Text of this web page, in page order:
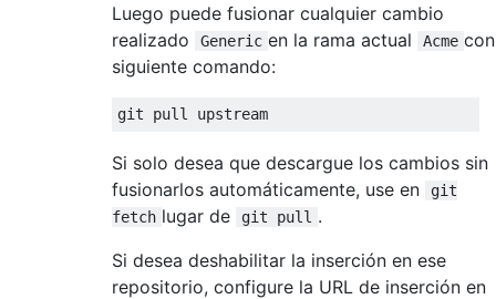
Luego puede fusionar cualquier cambio
realizado
Generic en la rama actual Acme
siguiente comando:
Si solo desea que descargue los cambios sin
fusionarlos automáticamente, use en
git
fetch lugar de git pull .
Si desea deshabilitar la inserción en ese
repositorio, configure la URL de inserción en